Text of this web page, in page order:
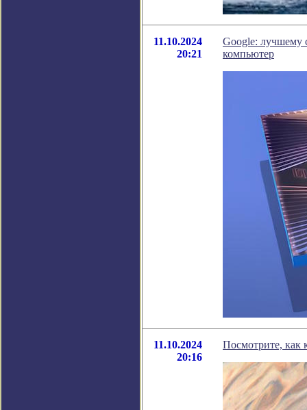
11.10.2024
20:21
Google: лучшему
компьютер
11.10.2024
20:16
Посмотрите, как